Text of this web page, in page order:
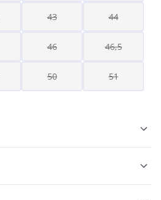
43 44
46 46,5
50 51